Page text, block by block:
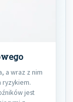
a wraz z nim
ryzykiem.
jest